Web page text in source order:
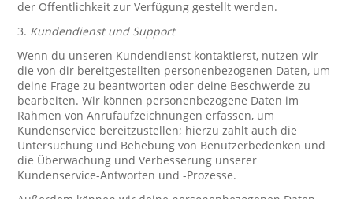
der Öffentlichkeit zur Verfügung gestellt werden.
3. Kundendienst und Support
Wenn du unseren Kundendienst kontaktierst, nutzen wir
die von dir bereitgestellten personenbezogenen Daten, um
deine Frage zu beantworten oder deine Beschwerde zu
bearbeiten. Wir können personenbezogene Daten im
Rahmen von Anrufaufzeichnungen erfassen, um
Kundenservice bereitzustellen; hierzu zählt auch die
Untersuchung und Behebung von Benutzerbedenken und
die Überwachung und Verbesserung unserer
Kundenservice-Antworten und -Prozesse.